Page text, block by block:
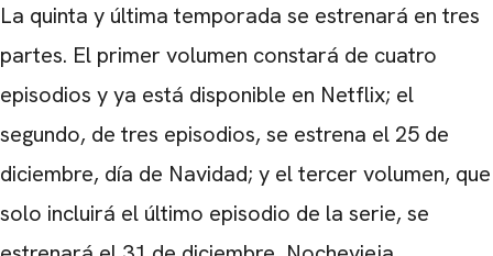
La quinta y última temporada se estrenará en tres
partes. El primer volumen constará de cuatro
episodios y ya está disponible en Netflix; el
segundo, de tres episodios, se estrena el 25 de
diciembre, día de Navidad; y el tercer volumen, que
solo incluirá el último episodio de la serie, se